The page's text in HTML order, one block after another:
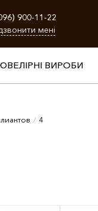
900-11-22
мені
ВИРОБИ
/ 4